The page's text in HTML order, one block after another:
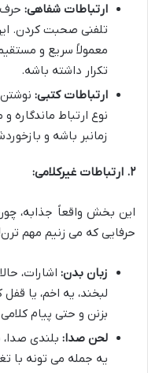
ارتباطات شفاهی:
تلفنی صحبت کردن.
معمولاً سریع و
تکرار داشته باشه.
ارتباطات کتبی:
نوع ارتباط
زمانبر باشه و
۲. ارتباطات غیرکلامی:
این بخش واقعاً جذابه،
حرفایی که می زنیم مهم
زبان بدن: اشارات،
لبخند، یه اخم، یا
بزنن و حتی پیام
لحن صدا: بلندی
یه جمله می تونه با